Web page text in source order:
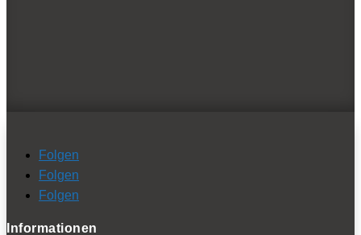
Folgen
Folgen
Folgen
Informationen